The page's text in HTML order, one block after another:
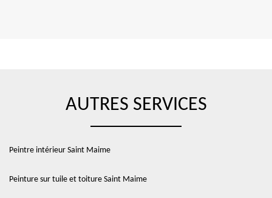
AUTRES SERVICES
Peintre intérieur Saint Maime
Peinture sur tuile et toiture Saint Maime